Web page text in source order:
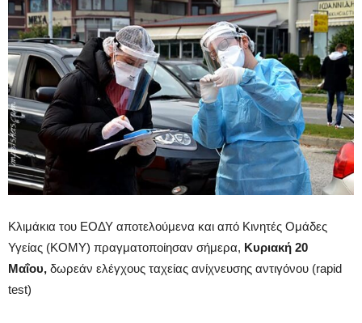
Κλιμάκια του ΕΟΔΥ αποτελούμενα και από Κινητές Ομάδες
Υγείας (ΚΟΜΥ) πραγματοποίησαν σήμερα, Κυριακή 20
Μαΐου, δωρεάν ελέγχους ταχείας ανίχνευσης αντιγόνου (rapid
test)